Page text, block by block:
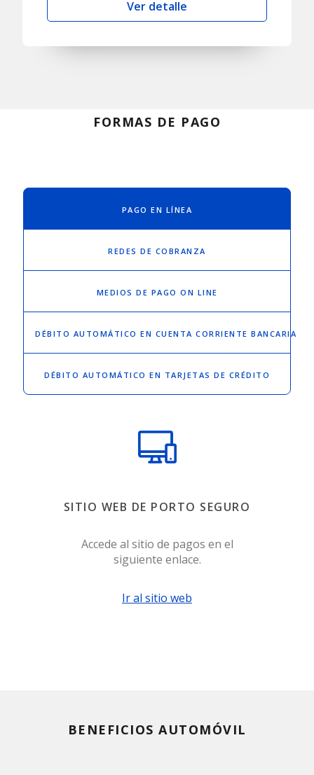
Ver detalle
FORMAS DE PAGO
PAGO EN LÍNEA
REDES DE COBRANZA
MEDIOS DE PAGO ON LINE
DÉBITO AUTOMÁTICO EN CUENTA CORRIENTE BANCARIA
DÉBITO AUTOMÁTICO EN TARJETAS DE CRÉDITO
SITIO WEB DE PORTO SEGURO
Accede al sitio de pagos en el
siguiente enlace.
Ir al sitio web
BENEFICIOS AUTOMÓVIL